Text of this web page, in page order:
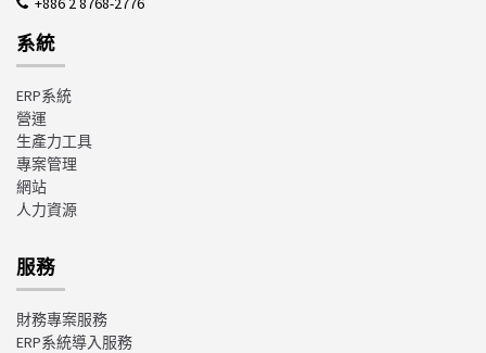
系統
ERP系統
營運
生產力工具
專案管理
網站
人力資源
服務
財務專案服務
ERP系統導入服務